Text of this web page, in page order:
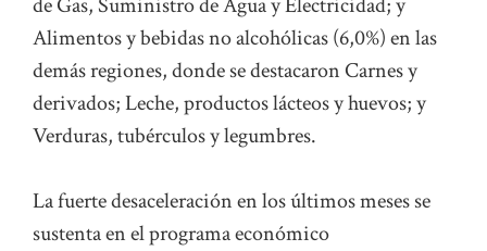
Alimentos y bebidas no alcohólicas (6,0%) en las
demás regiones, donde se destacaron Carnes y
derivados; Leche, productos lácteos y huevos; y
Verduras, tubérculos y legumbres.
La fuerte desaceleración en los últimos meses se
sustenta en el programa económico